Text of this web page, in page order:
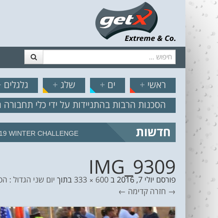
חיפוש
// תפריט
דלג לתוכן
ראשי + ים + שלג + גלגלים
הסכנות הרבות בהתניידות על ידי כלי
חדשות WINTER CHALLENGE
IMG_9309
פורסם יולי 7, 2016 ב600 × 333 בתוך יום שני הגדול :
→ חזרה קדימה ←